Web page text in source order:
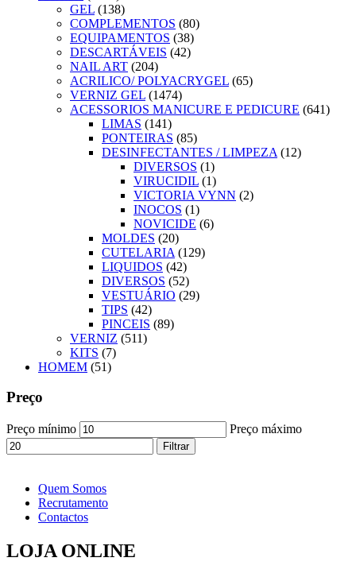
GEL (138)
COMPLEMENTOS (80)
EQUIPAMENTOS (38)
DESCARTÁVEIS (42)
NAIL ART (204)
ACRILICO/ POLYACRYGEL (65)
VERNIZ GEL (1474)
ACESSORIOS MANICURE E PEDICURE (641)
LIMAS (141)
PONTEIRAS (85)
DESINFECTANTES / LIMPEZA (12)
DIVERSOS (1)
VIRUCIDIL (1)
VICTORIA VYNN (2)
INOCOS (1)
NOVICIDE (6)
MOLDES (20)
CUTELARIA (129)
LIQUIDOS (42)
DIVERSOS (52)
VESTUÁRIO (29)
TIPS (42)
PINCEIS (89)
VERNIZ (511)
KITS (7)
HOMEM (51)
Preço
Preço mínimo Preço máximo
Filtrar
Quem Somos
Recrutamento
Contactos
LOJA ONLINE